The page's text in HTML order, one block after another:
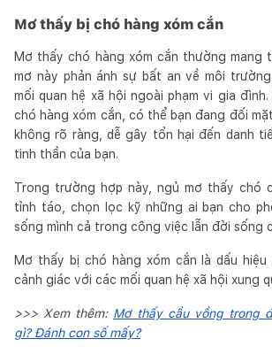
Mơ thấy bị chó hàng xóm cắn
Mơ thấy chó hàng xóm cắn thường mang
mơ này phản ánh sự bất an về môi
mối quan hệ xã hội ngoài phạm vi gia đình.
chó hàng xóm cắn, có thể bạn đang đối
không rõ ràng, dễ gây tổn hại đến danh
tinh thần của bạn.
Trong trường hợp này, ngủ mơ thấy chó
tỉnh táo, chọn lọc kỹ những ai bạn cho
sống mình cả trong công việc lẫn đời sống
Mơ thấy bị chó hàng xóm cắn là dấu hiệu
cảnh giác với các mối quan hệ xã hội xung
>>> Xem thêm: Mơ thấy cầu vồng trong
gì? Đánh con số mấy?